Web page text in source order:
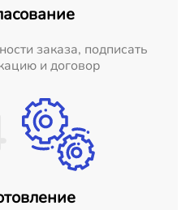
заказа, подписать
и договор